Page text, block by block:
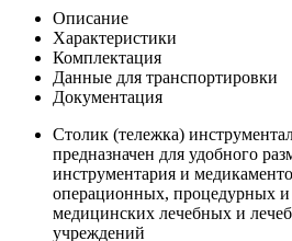
Описание
Характеристики
Комплектация
Данные для транспортировки
Документация
Столик (тележка)
предназначен для удобного
инструментария и
операционных, процедурных и
медицинских лечебных и
учреждений